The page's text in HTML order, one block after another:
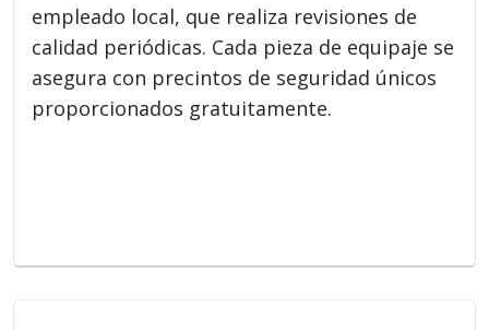
empleado local, que realiza revisiones de
calidad periódicas. Cada pieza de equipaje se
asegura con precintos de seguridad únicos
proporcionados gratuitamente.